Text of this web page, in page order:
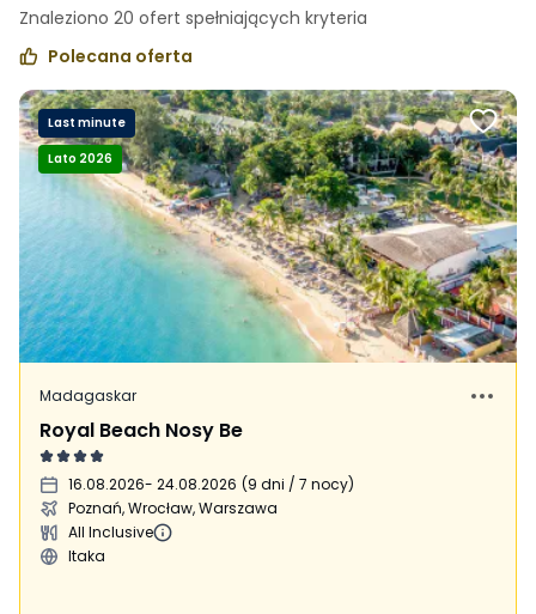
Znaleziono 20 ofert spełniających kryteria
Polecana oferta
Last minute
Lato 2026
Madagaskar
Royal Beach Nosy Be
16.08.2026- 24.08.2026 (9 dni / 7 nocy)
Poznań, Wrocław, Warszawa
All Inclusive
Itaka